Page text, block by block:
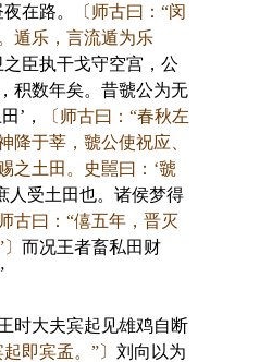
在路。
〔师古曰：“闵
遁乐，言流遁为乐
臣执干戈守空宫，公
积数年矣。昔虢公为无
’，
〔师古曰：“春秋左
降于莘，虢公使祝应、
之土田。史嚚曰：‘虢
人受土田也。诸侯梦得
师古曰：“僖五年，晋灭
而况王者畜私田财
大夫宾起见雄鸡自断
即宾孟。”〕 刘向以为